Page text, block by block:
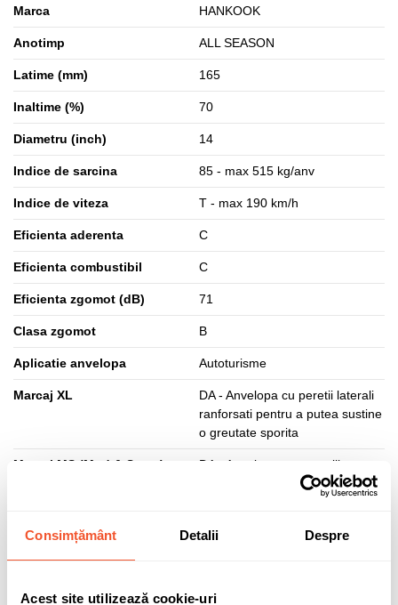
Consimțământ Detalii Despre
Acest site utilizează cookie-uri
Marca HANKOOK
Anotimp ALL SEASON
Latime (mm) 165
Inaltime (%) 70
Diametru (inch) 14
Indice de sarcina 85 - max 515 kg/anv
Indice de viteza T - max 190 km/h
Eficienta aderenta C
Eficienta combustibil C
Eficienta zgomot (dB) 71
Clasa zgomot B
Aplicatie anvelopa Autoturisme
Marcaj XL
DA - Anvelopa cu peretii laterali
ranforsati pentru a putea sustine
o greutate sporita
Marcaj MS (Mud & Snow)
DA - Anvelopa pentru utilizare pe
noroi si zapada, marcaj specific
anvelopelor de iarna si all